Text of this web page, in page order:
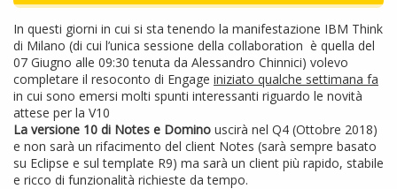
In questi giorni in cui si sta tenendo la manifestazione IBM Think
di Milano (di cui l’unica sessione della collaboration è quella del
07 Giugno alle 09:30 tenuta da Alessandro Chinnici) volevo
completare il resoconto di Engage iniziato qualche settimana fa
in cui sono emersi molti spunti interessanti riguardo le novità
attese per la V10
La versione 10 di Notes e Domino uscirà nel Q4 (Ottobre 2018)
e non sarà un rifacimento del client Notes (sarà sempre basato
su Eclipse e sul template R9) ma sarà un client più rapido, stabile
e ricco di funzionalità richieste da tempo.